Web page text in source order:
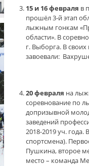
15 и 16 февраля в
прошёл 3-й этап
лыжным гонкам
области». В
г. Выборга. В
завоевали:
20 февраля на
соревнование по
допризывной
заведений
2018-2019 уч.
спортсмена).
Пушкина, второе
место – команда